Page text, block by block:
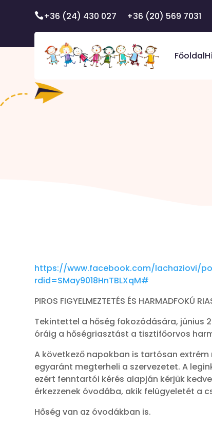
+36 (24) 430 027 +36 (20) 569 7031
Főoldal
https://www.facebook.com/lachaziovi/
rdid=SMay9018HnTBLXqM#
PIROS FIGYELMEZTETÉS ÉS HARMADFOKÚ
Tekintettel a hőség fokozódására, június
óráig a hőségriasztást a tisztifőorvos
A következő napokban is tartósan
egyaránt megterheli a szervezetet. A
ezért fenntartói kérés alapján kérjük
érkezzenek óvodába, akik felügyeletét a
Hőség van az óvodákban is.